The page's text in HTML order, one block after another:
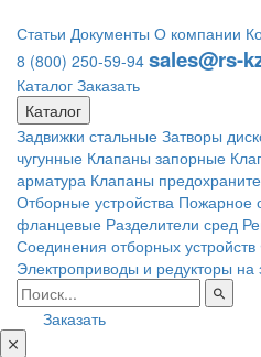
Статьи Документы О компании
8 (800) 250-59-94 sales@rs-
Каталог Заказать
Каталог
Задвижки стальные Затворы
чугунные Клапаны запорные
арматура Клапаны
Отборные устройства Пожарное
фланцевые Разделители сред
Соединения отборных устройств
Электроприводы и редукторы на
Заказать